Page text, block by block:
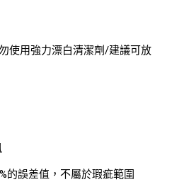
使用強力漂白清潔劑/建議可放
的誤差值，不屬於瑕疵範圍